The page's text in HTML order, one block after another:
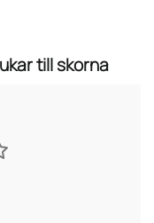
till skorna